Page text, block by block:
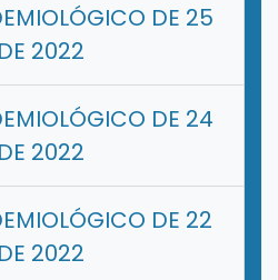
DE 25
2022
DE 24
2022
DE 22
2022